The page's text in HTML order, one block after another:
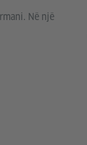
Në një